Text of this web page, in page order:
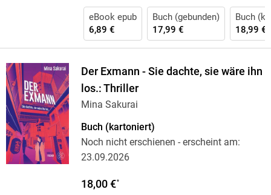
eBook epub
6,89 €
Buch (gebunden)
17,99 €
Buch
18,99 €
Der Exmann - Sie dachte, sie wäre ihn
los.: Thriller
Mina Sakurai
Buch (kartoniert)
Noch nicht erschienen - erscheint am:
23.09.2026
18,00 €*